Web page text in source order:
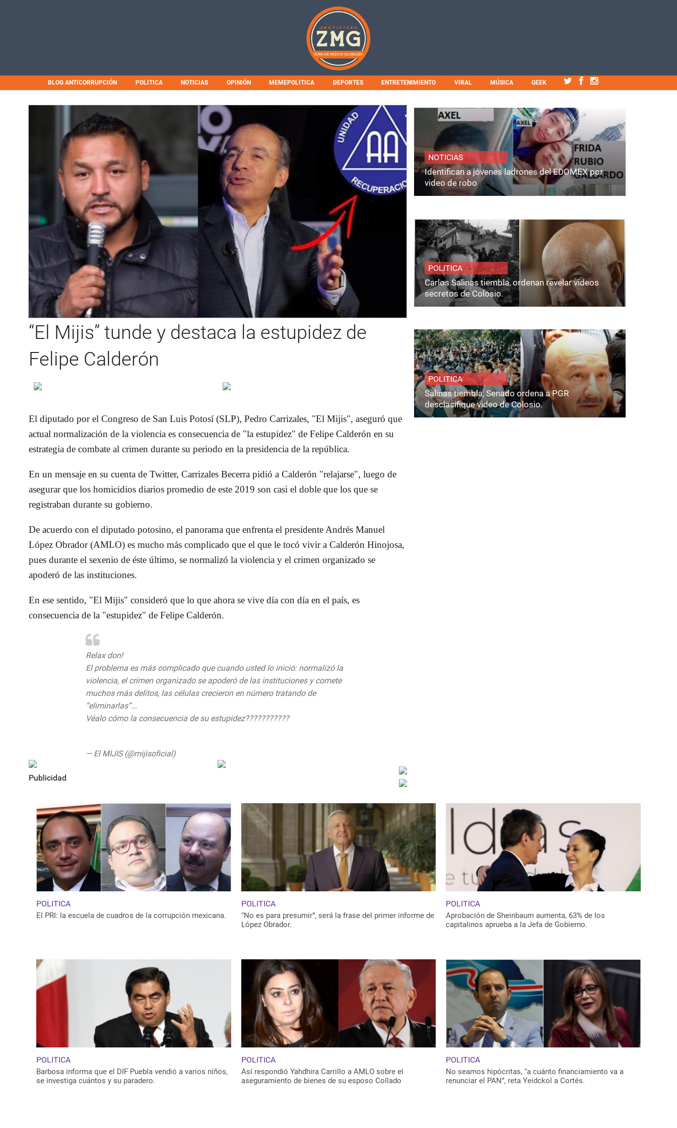
BLOG ANTICORRUPCIÓN POLITICA NOTICIAS OPINIÓN MEMEPOLITICA DEPORTES ENTRETENIMIENTO VIRAL MÚSICA GEEK
“El Mijis” tunde y destaca la estupidez de
Felipe Calderón
El diputado por el Congreso de San Luis Potosí (SLP), Pedro Carrizales, "El Mijis", aseguró que
actual normalización de la violencia es consecuencia de "la estupidez" de Felipe Calderón en su
estrategia de combate al crimen durante su periodo en la presidencia de la república.
En un mensaje en su cuenta de Twitter, Carrizales Becerra pidió a Calderón "relajarse", luego de
asegurar que los homicidios diarios promedio de este 2019 son casi el doble que los que se
registraban durante su gobierno.
De acuerdo con el diputado potosino, el panorama que enfrenta el presidente Andrés Manuel
López Obrador (AMLO) es mucho más complicado que el que le tocó vivir a Calderón Hinojosa,
pues durante el sexenio de éste último, se normalizó la violencia y el crimen organizado se
apoderó de las instituciones.
En ese sentido, "El Mijis" consideró que lo que ahora se vive día con día en el país, es
consecuencia de la "estupidez" de Felipe Calderón.
Relax don!
El problema es más complicado que cuando usted lo inició: normalizó la
violencia, el crimen organizado se apoderó de las instituciones y comete
muchos más delitos, las células crecieron en número tratando de
“eliminarlas”...
Véalo cómo la consecuencia de su estupidez???????????
— El MIJIS (@mijisoficial)
Publicidad
NOTICIAS
Identifican a jóvenes ladrones del EDOMEX por
video de robo
POLITICA
Carlos Salinas tiembla, ordenan revelar videos
secretos de Colosio.
POLITICA
Salinas tiembla, Senado ordena a PGR
desclasifique video de Colosio.
POLITICA
El PRI: la escuela de cuadros de la corrupción mexicana.
POLITICA
“No es para presumir”, será la frase del primer informe de
López Obrador.
POLITICA
Aprobación de Sheinbaum aumenta, 63% de los
capitalinos aprueba a la Jefa de Gobierno.
POLITICA
Barbosa informa que el DIF Puebla vendió a varios niños,
se investiga cuántos y su paradero.
POLITICA
Así respondió Yahdhira Carrillo a AMLO sobre el
aseguramiento de bienes de su esposo Collado
POLITICA
No seamos hipócritas, “a cuánto financiamiento va a
renunciar el PAN”, reta Yeidckol a Cortés.